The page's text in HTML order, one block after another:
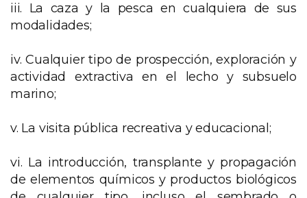
iii. La caza y la pesca en cualquiera de sus
modalidades;
iv. Cualquier tipo de prospección, exploración y
actividad extractiva en el lecho y subsuelo
marino;
v. La visita pública recreativa y educacional;
vi. La introducción, transplante y propagación
de elementos químicos y productos biológicos